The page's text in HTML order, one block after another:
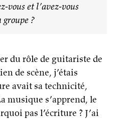
vous et l’avez-vous
?
du rôle de guitariste de
de scène, j’étais
avait sa technicité,
musique s’apprend, le
pas l’écriture ? J’ai